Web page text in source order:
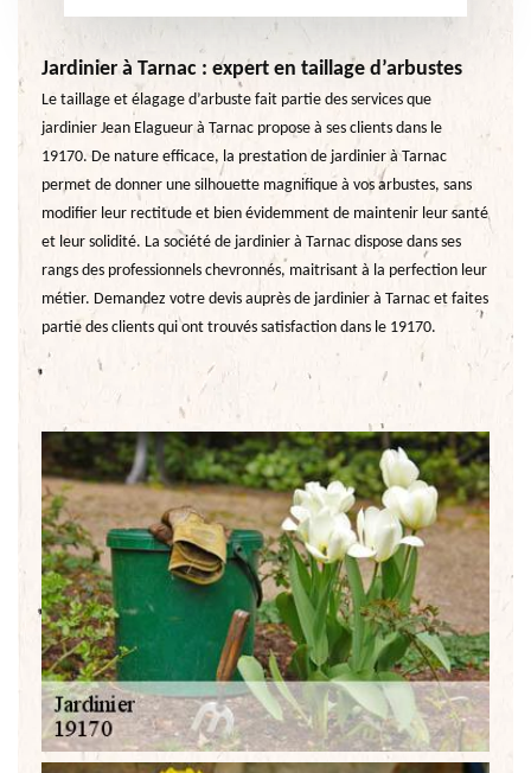
Jardinier à Tarnac : expert en taillage d’arbustes
Le taillage et élagage d’arbuste fait partie des services que
jardinier Jean Elagueur à Tarnac propose à ses clients dans le
19170. De nature efficace, la prestation de jardinier à Tarnac
permet de donner une silhouette magnifique à vos arbustes, sans
modifier leur rectitude et bien évidemment de maintenir leur santé
et leur solidité. La société de jardinier à Tarnac dispose dans ses
rangs des professionnels chevronnés, maitrisant à la perfection leur
métier. Demandez votre devis auprès de jardinier à Tarnac et faites
partie des clients qui ont trouvés satisfaction dans le 19170.